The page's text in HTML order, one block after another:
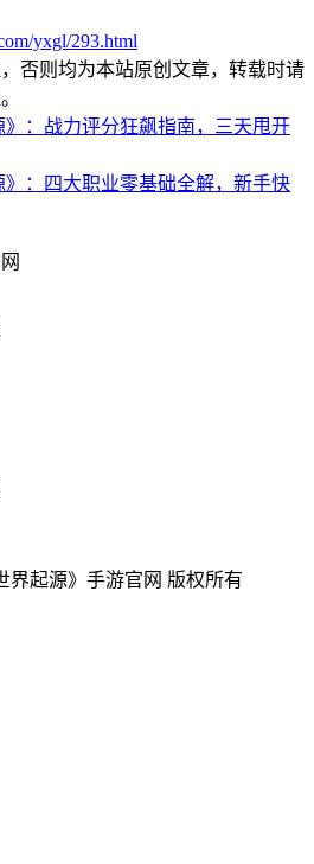
yxgl/293.html
否则均为本站原创文章，转载时请
》：战力评分狂飙指南，三天甩开
》：四大职业零基础全解，新手快
界起源》手游官网 版权所有